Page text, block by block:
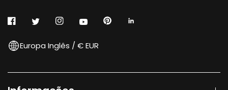
Europa Inglês / € EUR